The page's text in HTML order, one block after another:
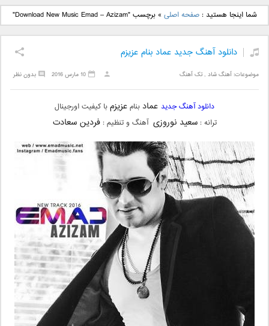
دانلود آهنگ جدید بهنام
بانی بنام قرص قمر 2
دانلود آهنگ جدید علی
یاسینی بنام دورترین نزدیک
شما اینجا هستید :صفحه اصلی »برچسب "Download New Music Emad – Azizam"
دانلود آهنگ جدید عماد بنام عزیزم
موضوعات:آهنگ شاد ,تک آهنگ بدون نظر 10 مارس 2016
دانلود آهنگ جدید عماد بنامعزیزمبا کیفیت اورجینال
ترانه :سعید نوروزی آهنگ و تنظیم :فردین سعادت